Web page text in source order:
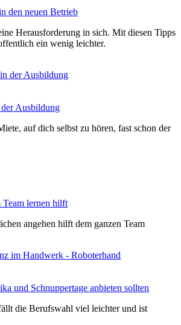
den neuen Betrieb
Herausforderung in sich. Mit diesen Tipps
ein wenig leichter.
Ausbildung
auf dich selbst zu hören, fast schon der
lernen hilft
angehen hilft dem ganzen Team
und Schnuppertage anbieten sollten
die Berufswahl viel leichter und ist